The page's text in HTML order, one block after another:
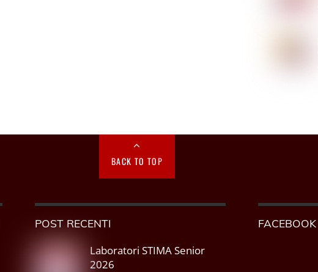
BACK TO TOP
POST RECENTI
Laboratori STIMA Senior
2026
FACEBOOK